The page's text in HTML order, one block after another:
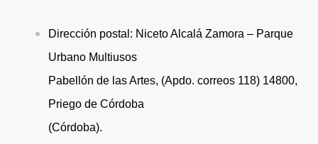
Dirección postal: Niceto Alcalá Zamora – Parque
Urbano Multiusos
Pabellón de las Artes, (Apdo. correos 118) 14800,
Priego de Córdoba
(Córdoba).